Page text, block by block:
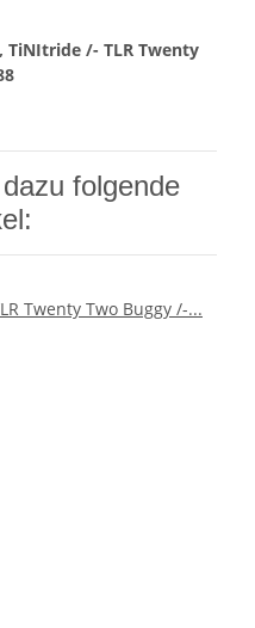
TiNItride /- TLR Twenty
folgende